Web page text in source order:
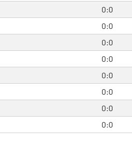
0:0
0:0
0:0
0:0
0:0
0:0
0:0
0:0